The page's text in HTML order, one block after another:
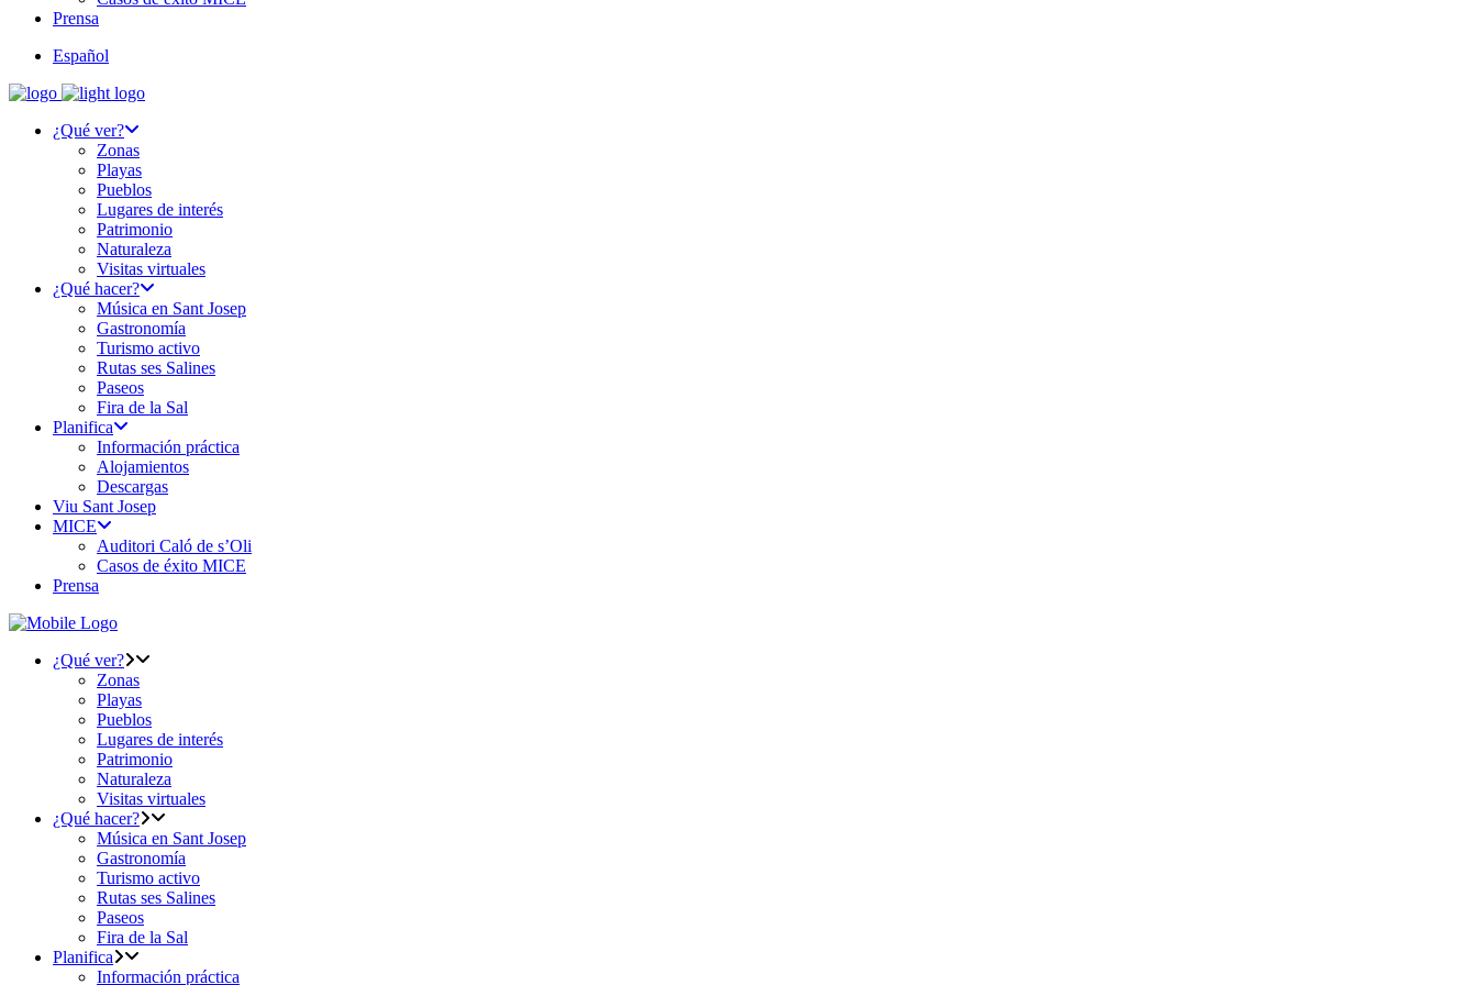
Prensa
Español
¿Qué ver?
Zonas
Playas
Pueblos
Lugares de interés
Patrimonio
Naturaleza
Visitas virtuales
¿Qué hacer?
Música en Sant Josep
Gastronomía
Turismo activo
Rutas ses Salines
Paseos
Fira de la Sal
Planifica
Información práctica
Alojamientos
Descargas
Viu Sant Josep
MICE
Auditori Caló de s’Oli
Casos de éxito MICE
Prensa
¿Qué ver?
Zonas
Playas
Pueblos
Lugares de interés
Patrimonio
Naturaleza
Visitas virtuales
¿Qué hacer?
Música en Sant Josep
Gastronomía
Turismo activo
Rutas ses Salines
Paseos
Fira de la Sal
Planifica
Información práctica